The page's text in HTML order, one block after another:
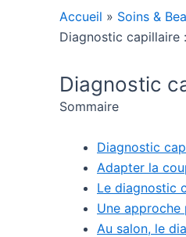
Accueil
Soins &
Diagnostic capillaire
Diagnostic
Sommaire
Diagnostic
Adapter la
Le diagnostic
Une approche
Au salon, le